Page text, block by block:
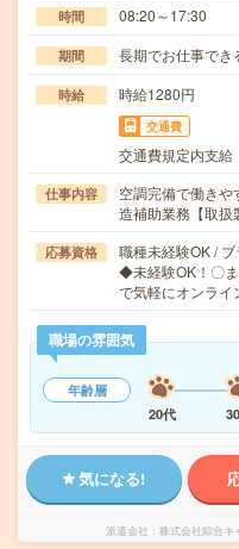
時間 08:20～17:30
期間 長期でお仕事でき
時給 時給1280円
交通費
交通費規定内支給
仕事内容
空調完備で働き
造補助業務【取
応募資格
職種未経験OK /
◆未経験OK！〇
で気軽にオンラ
職場の雰囲気
年齢層
20代
気になる!
派遣会社 株式会社綜合キ